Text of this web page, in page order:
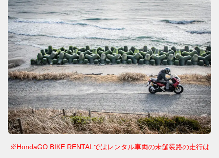
※HondaGO BIKE RENTALではレンタル車両の未舗装路の走行は